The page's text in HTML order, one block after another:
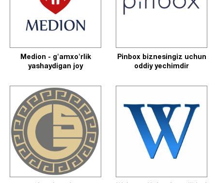
Medion - g'amxo'rlik
yashaydigan joy
Pinbox biznesingiz uchun
oddiy yechimdir